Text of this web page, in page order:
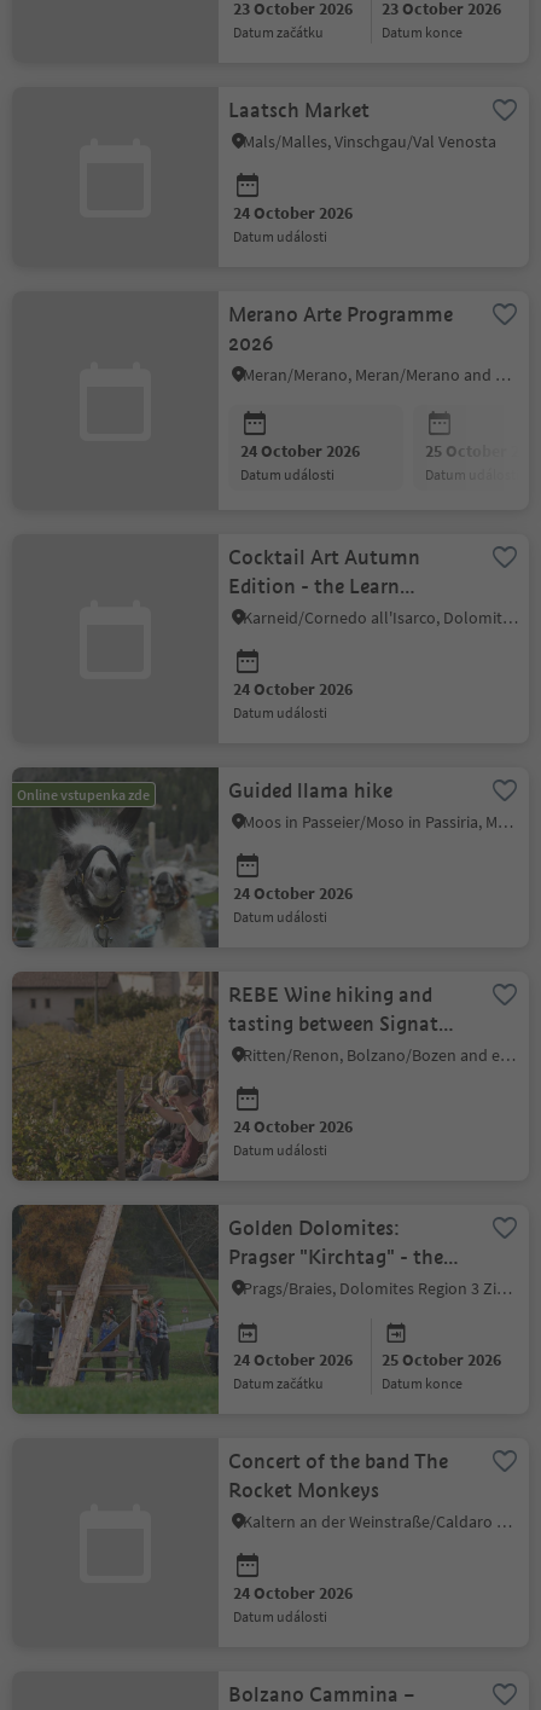
23 October 2026
datum začátku
23 October 2026
datum konce
Laatsch Market
Mals/Malles, Vinschgau/Val Venosta
24 October 2026
datum události
Merano Arte Programme
2026
Meran/Merano, Meran/Merano and environs
24 October 2026
datum události
25 October
datum události
Cocktail Art Autumn
Edition - the Learn
Academy at Astra Lab
Karneid/Cornedo all'Isarco, Dolomites Region Eggental
24 October 2026
datum události
Online vstupenka zde Guided llama hike
Moos in Passeier/Moso in Passiria, Meran/Merano and environs
24 October 2026
datum události
REBE Wine hiking and
tasting between Signat
and Rentsch
Ritten/Renon, Bolzano/Bozen and environs
24 October 2026
datum události
Golden Dolomites:
Pragser "Kirchtag" - the
feast of the Braies Village
Prags/Braies, Dolomites Region 3 Zinnen
24 October 2026
datum začátku
25 October 2026
datum konce
Concert of the band The
Rocket Monkeys
Kaltern an der Weinstraße/Caldaro sulla Strada del Vino, Alto Adige Wine Road
24 October 2026
datum události
Bolzano Cammina –